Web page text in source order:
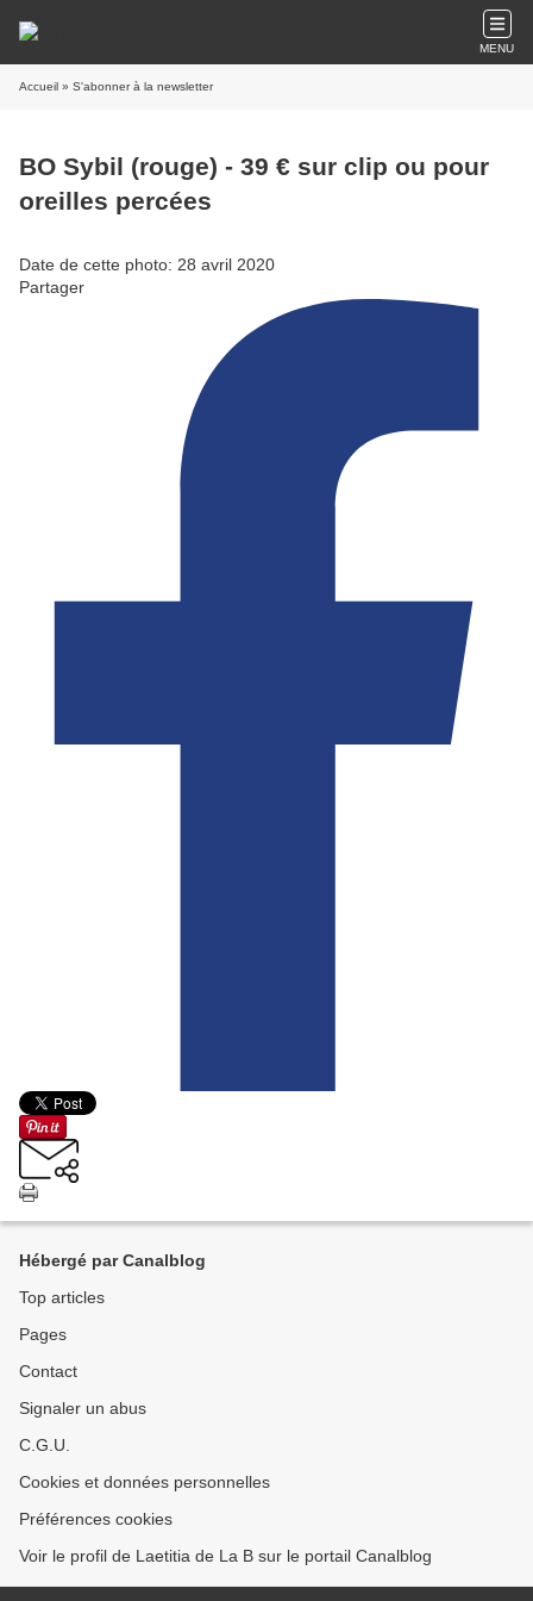
MENU
Accueil » S'abonner à la newsletter
BO Sybil (rouge) - 39 € sur clip ou pour
oreilles percées
Date de cette photo: 28 avril 2020
Partager
Hébergé par Canalblog
Top articles
Pages
Contact
Signaler un abus
C.G.U.
Cookies et données personnelles
Préférences cookies
Voir le profil de Laetitia de La B sur le portail Canalblog